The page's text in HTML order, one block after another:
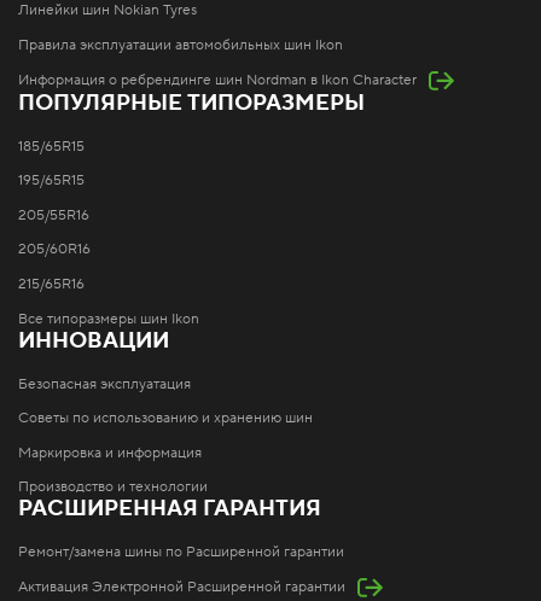
Линейки шин Nokian Tyres
Правила эксплуатации автомобильных шин Ikon
Информация о ребрендинге шин Nordman в Ikon Character
ПОПУЛЯРНЫЕ ТИПОРАЗМЕРЫ
185/65R15
195/65R15
205/55R16
205/60R16
215/65R16
Все типоразмеры шин Ikon
ИННОВАЦИИ
Безопасная эксплуатация
Советы по использованию и хранению шин
Маркировка и информация
Производство и технологии
РАСШИРЕННАЯ ГАРАНТИЯ
Ремонт/замена шины по Расширенной гарантии
Активация Электронной Расширенной гарантии